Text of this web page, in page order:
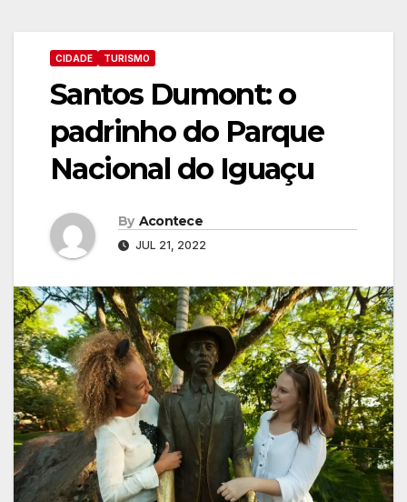
CIDADE TURISMO
Santos Dumont: o
padrinho do Parque
Nacional do Iguaçu
By Acontece
JUL 21, 2022